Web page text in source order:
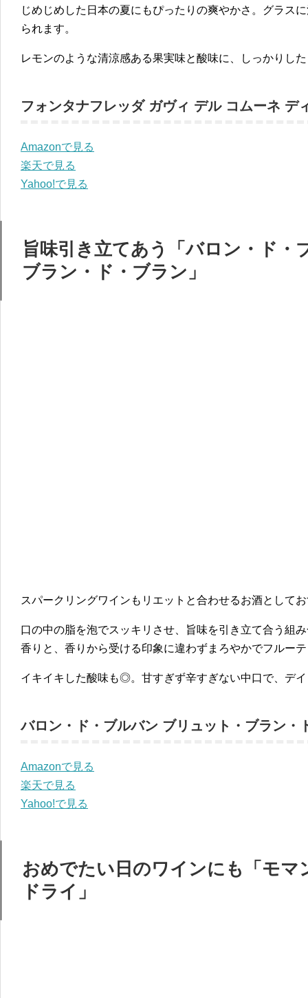
じめじめした日本の夏にもぴったりの爽やかさ。グラス
られます。
レモンのような清涼感ある果実味と酸味に、しっかりし
フォンタナフレッダ ガヴィ デル コムーネ デ
Amazonで見る
楽天で見る
Yahoo!で見る
旨味引き立てあう「バロン・ド・
ブラン・ド・ブラン」
スパークリングワインもリエットと合わせるお酒として
口の中の脂を泡でスッキリさせ、旨味を引き立て合う組
香りと、香りから受ける印象に違わずまろやかでフルー
イキイキした酸味も◎。甘すぎず辛すぎない中口で、デ
バロン・ド・ブルバン ブリュット・ブラン・
Amazonで見る
楽天で見る
Yahoo!で見る
おめでたい日のワインにも「モマ
ドライ」